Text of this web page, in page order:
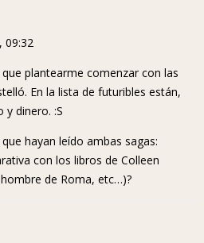
09:32
plantearme comenzar con las
En la lista de futuribles están,
dinero. :S
hayan leído ambas sagas:
con los libros de Colleen
de Roma, etc…)?